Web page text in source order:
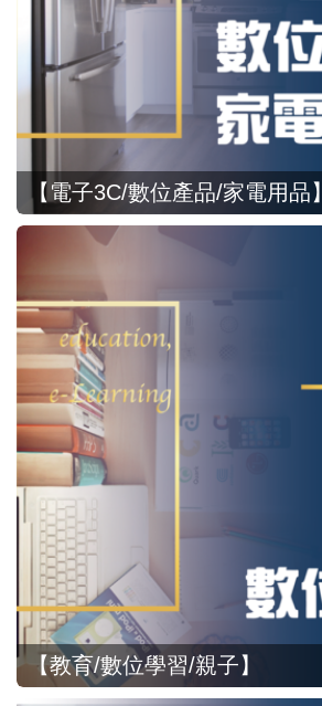
【電子3C/數位產品/家電用品】
【教育/數位學習/親子】